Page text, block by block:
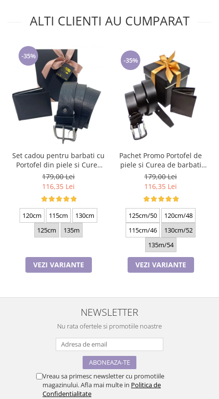
ALTI CLIENTI AU CUMPARAT
-35%
Set cadou pentru barbati cu
Portofel din piele si Curea
de barbati, negru 2210-4
179,00 Lei
116,35 Lei
120cm 115cm
130cm
125cm
135m
VEZI VARIANTE
-35%
Pachet Promo Portofel de
piele si Curea de barbati
neagra C130N-1881.4
179,00 Lei
116,35 Lei
125cm/50
120cm/48
115cm/46
130cm/52
135m/54
VEZI VARIANTE
NEWSLETTER
Nu rata ofertele si promotiile noastre
Vreau sa primesc newsletter cu promotiile
magazinului. Afla mai multe in Politica de
Confidentialitate